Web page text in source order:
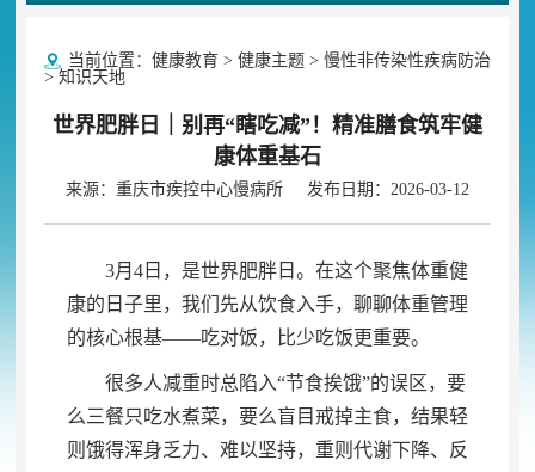
当前位置： 健康教育> 健康主题> 慢性非传染性疾病防治
> 知识天地
世界肥胖日｜别再“瞎吃减”！精准膳食筑牢健
康体重基石
来源：重庆市疾控中心慢病所 发布日期：2026-03-12
3月4日 ， 是世界肥胖日。在这个聚焦体重健
康的日子里， 我们先从饮食入手，聊聊体重管理
的核心根基——吃对饭， 比少吃饭更重要。
很多人减重时总陷入“节食挨饿”的误区， 要
么三餐只吃水煮菜，要么盲目戒掉主食， 结果轻
则饿得浑身乏力、难以坚持，重则代谢下降、反